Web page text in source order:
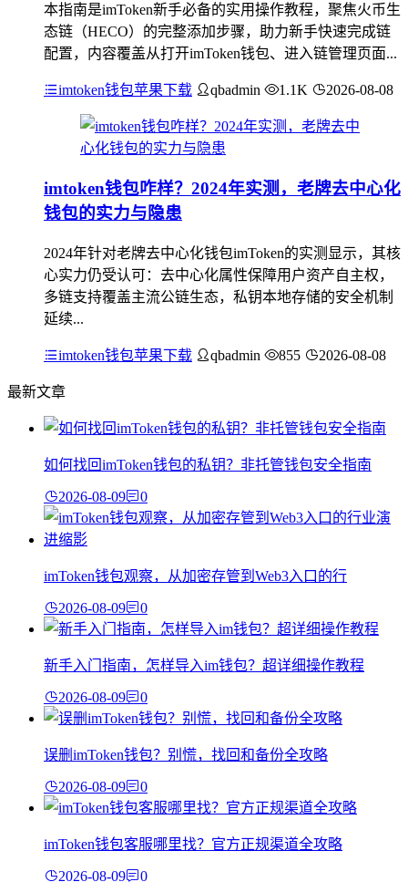
本指南是imToken新手必备的实用操作教程，聚焦火币生
态链（HECO）的完整添加步骤，助力新手快速完成链
配置，内容覆盖从打开imToken钱包、进入链管理页面...
imtoken钱包苹果下载 qbadmin 1.1K 2026-08-08
imtoken钱包咋样？2024年实测，老牌去中心化
钱包的实力与隐患
2024年针对老牌去中心化钱包imToken的实测显示，其核
心实力仍受认可：去中心化属性保障用户资产自主权，
多链支持覆盖主流公链生态，私钥本地存储的安全机制
延续...
imtoken钱包苹果下载 qbadmin 855 2026-08-08
最新文章
如何找回imToken钱包的私钥？非托管钱包安全指南
2026-08-09 0
imToken钱包观察，从加密存管到Web3入口的行
2026-08-09 0
新手入门指南，怎样导入im钱包？超详细操作教程
2026-08-09 0
误删imToken钱包？别慌，找回和备份全攻略
2026-08-09 0
imToken钱包客服哪里找？官方正规渠道全攻略
2026-08-09 0